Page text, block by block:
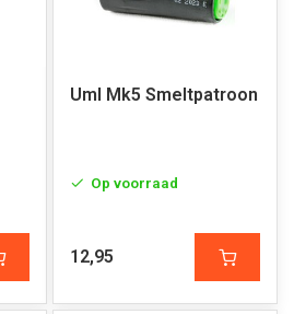
Uml Mk5 Smeltpatroon
Op voorraad
12,95